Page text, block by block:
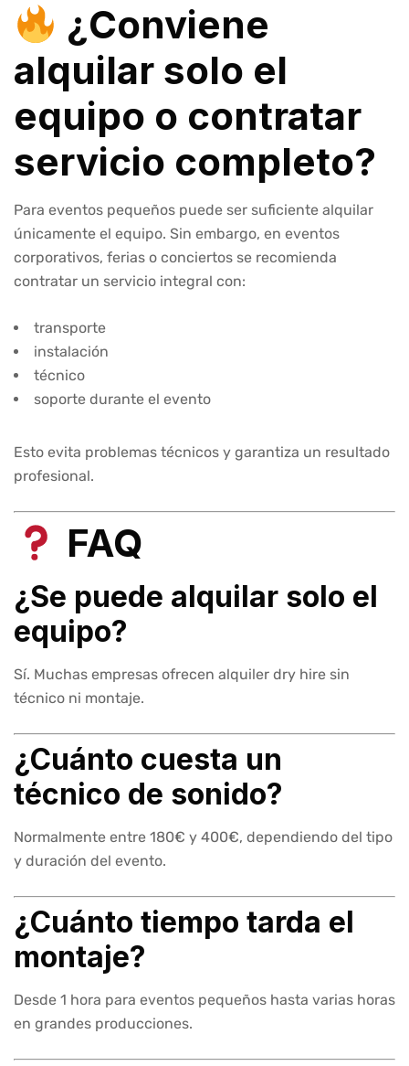
¿Conviene
alquilar solo el
equipo o contratar
servicio completo?
Para eventos pequeños puede ser suficiente alquilar
únicamente el equipo. Sin embargo, en eventos
corporativos, ferias o conciertos se recomienda
contratar un servicio integral con:
transporte
instalación
técnico
soporte durante el evento
Esto evita problemas técnicos y garantiza un resultado
profesional.
FAQ
¿Se puede alquilar solo el
equipo?
Sí. Muchas empresas ofrecen alquiler dry hire sin
técnico ni montaje.
¿Cuánto cuesta un
técnico de sonido?
Normalmente entre 180€ y 400€, dependiendo del tipo
y duración del evento.
¿Cuánto tiempo tarda el
montaje?
Desde 1 hora para eventos pequeños hasta varias horas
en grandes producciones.